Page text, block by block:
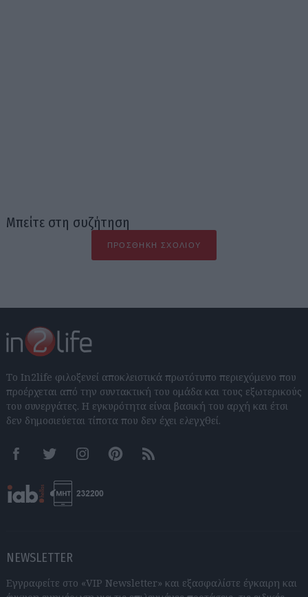
Μπείτε στη συζήτηση
ΠΡΟΣΘΉΚΗ ΣΧΟΛΊΟΥ
Το In2life φιλοξενεί αποκλειστικά πρωτότυπο περιεχόμενο που
προέρχεται από την συντακτική του ομάδα και τους εξωτερικούς
του συνεργάτες. Η εγκυρότητα είναι βασική του αρχή και έτσι
δεν δημοσιεύεται τίποτα που δεν έχει ελεγχθεί.
FacebookTwitter InstagramPinterestRSS feeds
NEWSLETTER
Εγγραφείτε στο «VIP Newsletter» και εξασφαλίστε έγκαιρη και